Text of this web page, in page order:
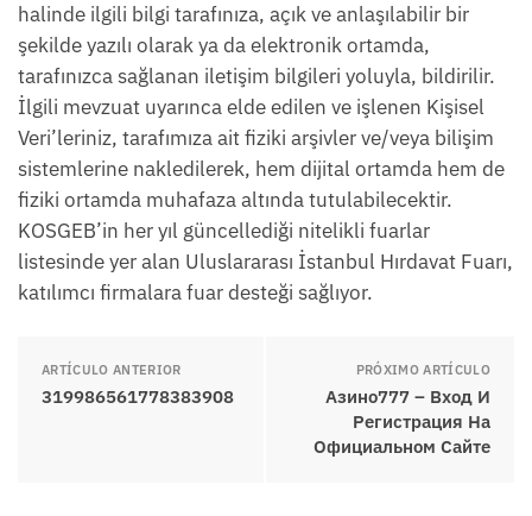
halinde ilgili bilgi tarafınıza, açık ve anlaşılabilir bir
şekilde yazılı olarak ya da elektronik ortamda,
tarafınızca sağlanan iletişim bilgileri yoluyla, bildirilir.
İlgili mevzuat uyarınca elde edilen ve işlenen Kişisel
Veri’leriniz, tarafımıza ait fiziki arşivler ve/veya bilişim
sistemlerine nakledilerek, hem dijital ortamda hem de
fiziki ortamda muhafaza altında tutulabilecektir.
KOSGEB’in her yıl güncellediği nitelikli fuarlar
listesinde yer alan Uluslararası İstanbul Hırdavat Fuarı,
katılımcı firmalara fuar desteği sağlıyor.
ARTÍCULO ANTERIOR
319986561778383908
PRÓXIMO ARTÍCULO
Азино777 – Вход И
Регистрация На
Официальном Сайте